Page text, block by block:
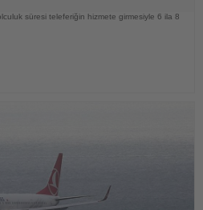
süresi teleferiğin hizmete girmesiyle 6 ila 8